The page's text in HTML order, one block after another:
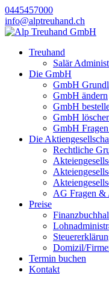
0445457000
info@alptreuhand.ch
Treuhand
Salär
Die GmbH
GmbH
GmbH ändern
GmbH
GmbH
GmbH
Die
Rechtliche
AG Fragen &
Preise
Domizil/
Termin buchen
Kontakt